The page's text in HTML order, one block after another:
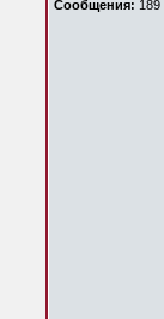
Сообщения: 189